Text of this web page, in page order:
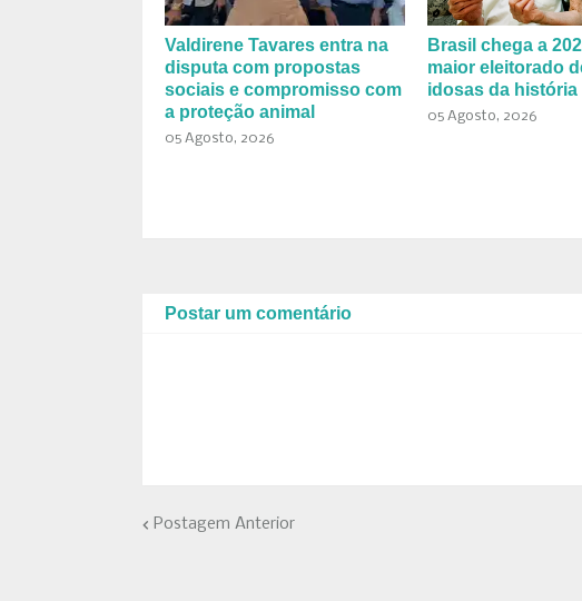
Valdirene Tavares entra na
disputa com propostas
sociais e compromisso com
a proteção animal
05 Agosto, 2026
Brasil chega a
maior eleitorado
idosas da história
05 Agosto, 2026
Postar um comentário
Postagem Anterior